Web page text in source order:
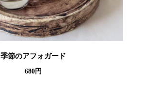
季節のアフォガード
680円